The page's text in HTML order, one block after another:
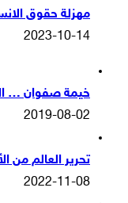
مهزلة حقوق
2023-10-14
خيمة صفوان …
2019-08-02
تحرير العالم من
2022-11-08